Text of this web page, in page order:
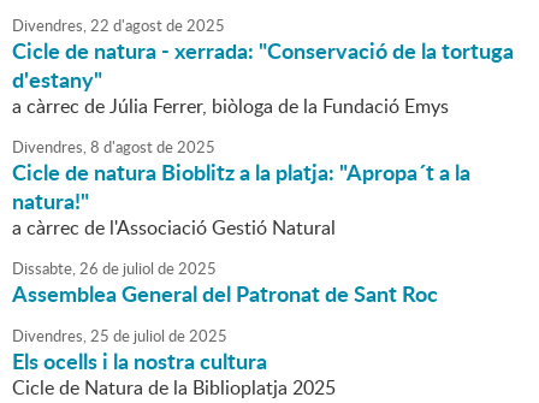
Divendres,22 d'agostde2025
Cicle de natura - xerrada: "Conservació de la tortuga
d'estany"
a càrrec de Júlia Ferrer, biòloga de la Fundació Emys
Divendres,8 d'agostde2025
Cicle de natura Bioblitz a la platja: "Apropa´t a la
natura!"
a càrrec de l'Associació Gestió Natural
Dissabte,26 de juliol de2025
Assemblea General del Patronat de Sant Roc
Divendres,25 de juliol de2025
Els ocells i la nostra cultura
Cicle de Natura de la Biblioplatja 2025